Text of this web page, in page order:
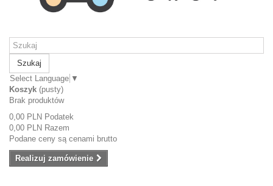
Szukaj
Select Language ▼
Koszyk (pusty)
Brak produktów
0,00 PLN Podatek
0,00 PLN Razem
Podane ceny są cenami brutto
Realizuj zamówienie